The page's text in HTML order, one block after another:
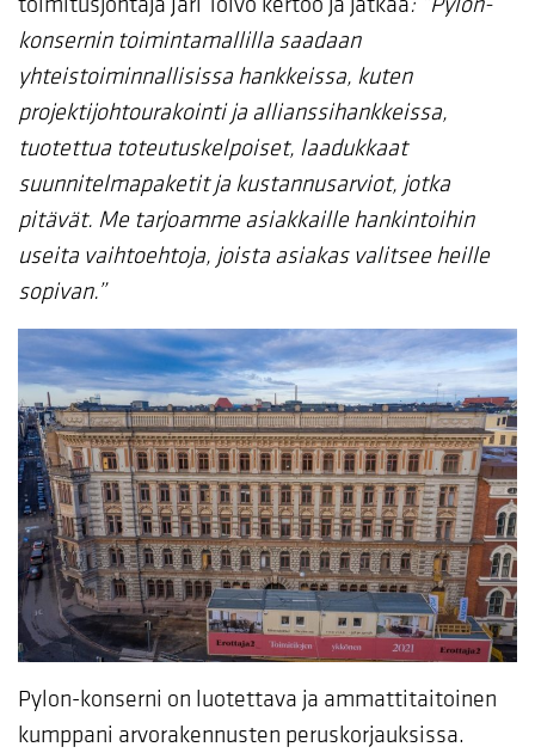
konsernin toimintamallilla saadaan
yhteistoiminnallisissa hankkeissa, kuten
projektijohtourakointi ja allianssihankkeissa,
tuotettua toteutuskelpoiset, laadukkaat
suunnitelmapaketit ja kustannusarviot, jotka
pitävät. Me tarjoamme asiakkaille hankintoihin
useita vaihtoehtoja, joista asiakas valitsee heille
sopivan.”
Pylon-konserni on luotettava ja ammattitaitoinen
kumppani arvorakennusten peruskorjauksissa.